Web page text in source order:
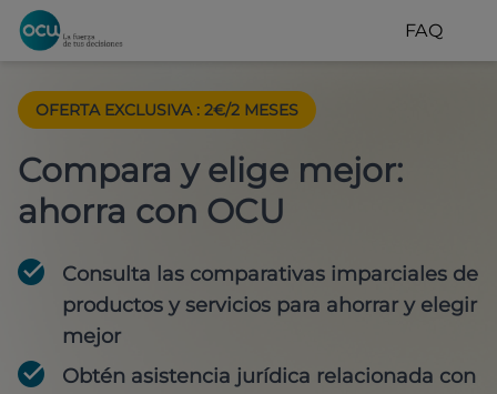
FAQ
OFERTA EXCLUSIVA : 2€/2 MESES
Compara y elige mejor:
ahorra con OCU
Consulta las comparativas imparciales de
productos y servicios para ahorrar y elegir
mejor
Obtén asistencia jurídica relacionada con